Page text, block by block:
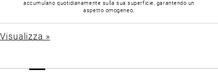
accumulano quotidianamente sulla sua superficie, garantendo un
aspetto omogeneo.
Visualizza »